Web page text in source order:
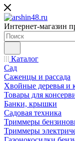
Интернет-магазин
Каталог
Сад
Саженцы и рассада
Хвойные деревья и
Товары для
Банки, крышки
Садовая техника
Триммеры
Триммеры